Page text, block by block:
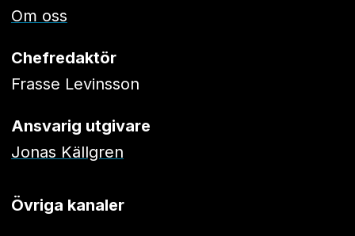
Om oss
Chefredaktör
Frasse Levinsson
Ansvarig utgivare
Jonas Källgren
Övriga kanaler